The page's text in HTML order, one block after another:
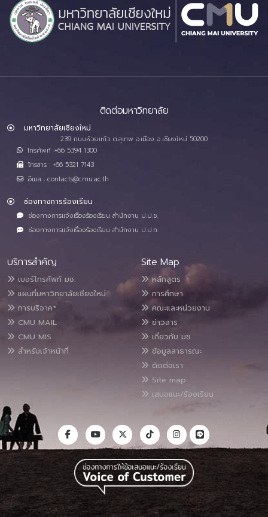
ติดต่อมหาวิทยาลัย
มหาวิทยาลัยเชียงใหม่
239 ถนนห้วยแก้ว ต.สุเทพ อ.เมือง จ.เชียงใหม่ 50200
โทรศัพท์ :+66 5394 1300
โทรสาร : +66 5321 7143
อีเมล : contacts@cmu.ac.th
ช่องทางการร้องเรียน
ช่องทางการแจ้งเรื่องร้องเรียน สำนักงาน ป.ป.ช.
ช่องทางการแจ้งเรื่องร้องเรียน สำนักงาน ป.ป.ท.
บริการสำคัญ
เบอร์โทรศัพท์ มช.
แผนที่มหาวิทยาลัยเชียงใหม่
การบริจาค*
CMU MAIL
CMU MIS
สำหรับเจ้าหน้าที่
Site Map
หลักสูตร
การศึกษา
คณะและหน่วยงาน
ข่าวสาร
เกี่ยวกับ มช.
ข้อมูลสาธารณะ
ติดต่อเรา
Site map
เสนอแนะ/ร้องเรียน